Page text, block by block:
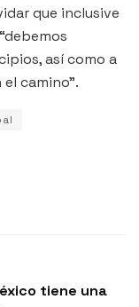
que inclusive
así como a
camino”.
tiene una